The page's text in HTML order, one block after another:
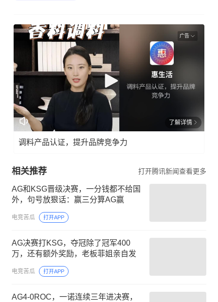
广告
了解详情
调料产品认证，提升品牌竞争力
相关推荐 打开腾讯新闻查看更多
AG和KSG晋级决赛，一分钱都不给国
外，句号放狠话：赢三分算AG赢
电竞苦瓜 打开APP
AG决赛打KSG，夺冠除了冠军400
万，还有额外奖励，老板菲姐亲自发
电竞苦瓜 打开APP
AG4-0ROC，一诺连续三年进决赛，